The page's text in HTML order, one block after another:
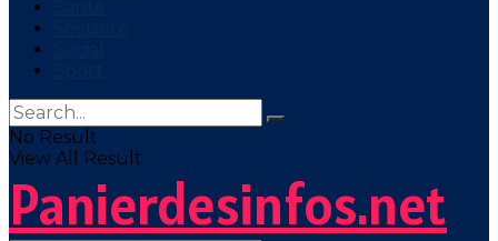
No Result
View All Result
Panierdesinfos.net